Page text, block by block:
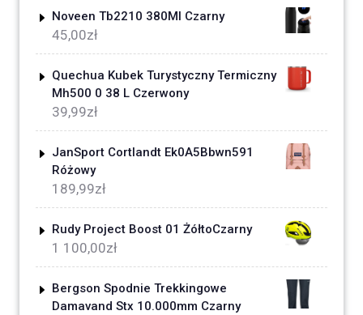
Noveen Tb2210 380Ml Czarny
45,00zł
Quechua Kubek Turystyczny Termiczny
Mh500 0 38 L Czerwony
39,99zł
JanSport Cortlandt Ek0A5Bbwn591
Różowy
189,99zł
Rudy Project Boost 01 ŻółtoCzarny
1 100,00zł
Bergson Spodnie Trekkingowe
Damavand Stx 10.000mm Czarny